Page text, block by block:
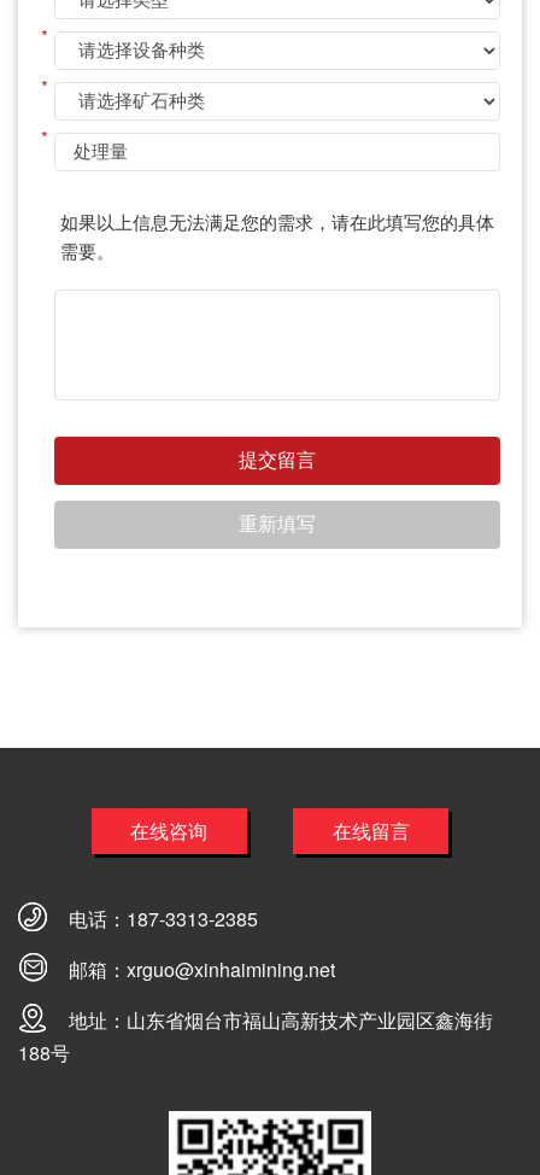
*
*
*
如果以上信息无法满足您的需求，请在此填写您的具体
需要。
在线咨询 在线留言
电话： 187-3313-2385
邮箱： xrguo@xinhaimining.net
地址：山东省烟台市福山高新技术产业园区鑫海街
188号